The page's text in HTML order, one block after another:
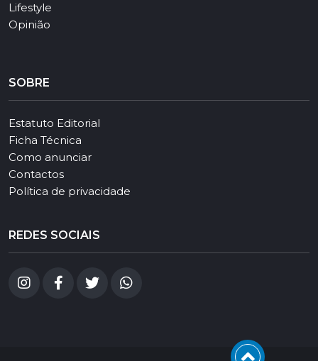
Lifestyle
Opinião
SOBRE
Estatuto Editorial
Ficha Técnica
Como anunciar
Contactos
Política de privacidade
REDES SOCIAIS